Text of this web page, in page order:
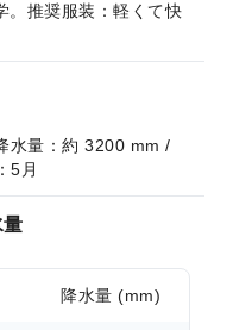
。推奨服装：軽くて快
水量：約 3200 mm /
5月
降水量 (mm)